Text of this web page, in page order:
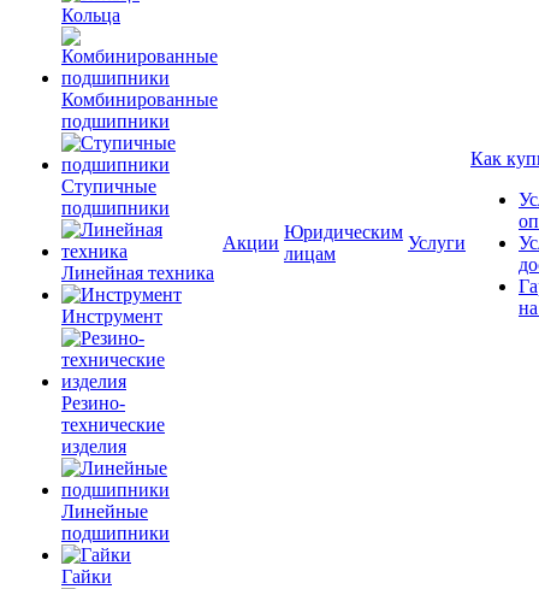
Кольца
Комбинированные
подшипники
Ступичные
подшипники
Линейная техника
Инструмент
Резино-
технические
изделия
Линейные
подшипники
Гайки
Акции
Юридическим
лицам
Услуги
Как